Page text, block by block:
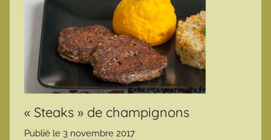
« Steaks » de champignons
Publié le 3 novembre 2017